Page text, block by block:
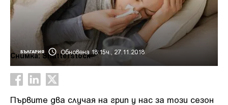
БЪЛГАРИЯ Обновена 18:15ч., 27.11.2018
Снимка: Shutterstock
Първите два случая на грип у нас за този сезон